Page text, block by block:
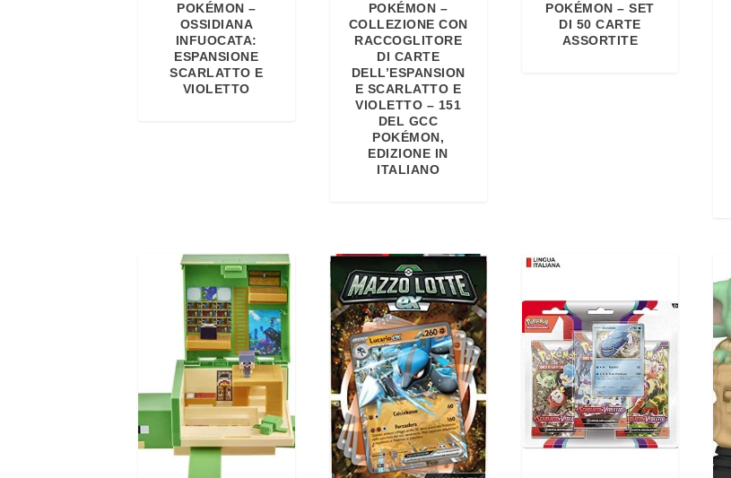
POKÉMON –
OSSIDIANA
INFUOCATA:
ESPANSIONE
SCARLATTO E
VIOLETTO
POKÉMON –
COLLEZIONE CON
RACCOGLITORE
DI CARTE
DELL’ESPANSION
E SCARLATTO E
VIOLETTO – 151
DEL GCC
POKÉMON,
EDIZIONE IN
ITALIANO
POKÉMON – SET
DI 50 CARTE
ASSORTITE